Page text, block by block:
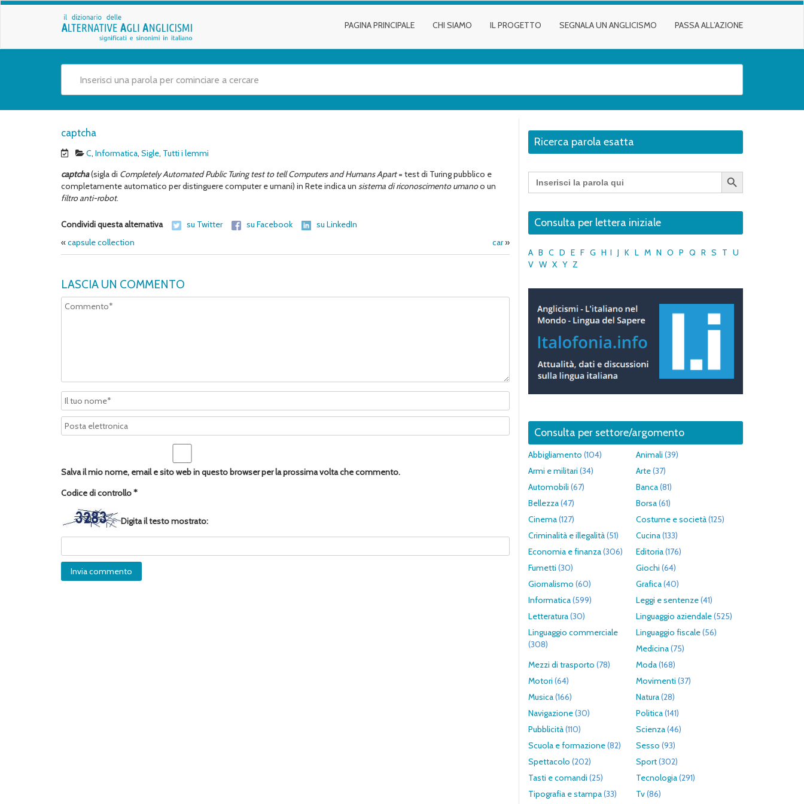
PAGINA PRINCIPALE CHI SIAMO IL PROGETTO SEGNALA UN ANGLICISMO PASSA ALL’AZIONE
captcha
C, Informatica, Sigle, Tutti i lemmi
captcha(sigla di CompletelyAutomated Public Turing test to tell Computers and Humans Apart= test di Turing pubblico e
completamente automatico per distinguere computer e umani) in Rete indica un sistema di riconoscimento umanoo un
filtro anti-robot.
Condividi questa alternativa su Twitter su Facebook
su LinkedIn
«capsule collection car»
LASCIA UN COMMENTO
Salva il mio nome, email e sito web in questo browser per la prossima volta che commento.
Codice di controllo*
Digita il testo mostrato:
Ricerca parola esatta
Search
for:
Search Button
Consulta per lettera iniziale
A B C D E F G H I J K L M N O P Q R S T U
V W X Y Z
Consulta per settore/argomento
Abbigliamento (104) Animali (39)
Armi e militari (34) Arte(37)
Automobili (67) Banca(81)
Bellezza(47) Borsa(61)
Cinema(127) Costume e società(125)
Criminalità e illegalità(51) Cucina(133)
Economia e finanza(306) Editoria(176)
Fumetti (30) Giochi (64)
Giornalismo (60) Grafica(40)
Informatica(599) Leggi e sentenze(41)
Letteratura(30) Linguaggio aziendale(525)
Linguaggio commerciale
(308)
Linguaggio fiscale(56)
Medicina(75)
Mezzi di trasporto (78) Moda(168)
Motori (64) Movimenti (37)
Musica(166) Natura(28)
Navigazione(30) Politica(141)
Pubblicità(110) Scienza(46)
Scuola e formazione(82) Sesso (93)
Spettacolo (202) Sport(302)
Tasti e comandi (25) Tecnologia(291)
Tipografia e stampa(33) Tv(86)